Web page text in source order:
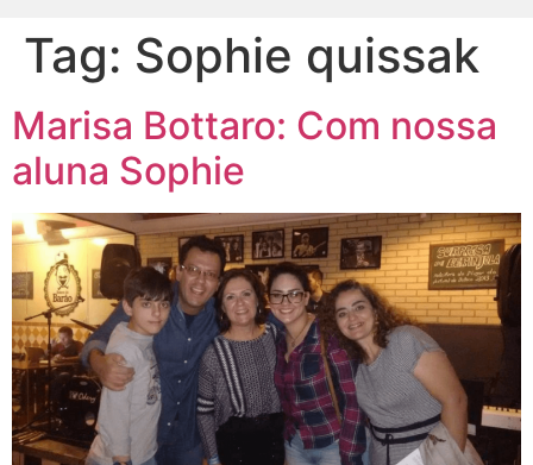
Tag: Sophie quissak
Marisa Bottaro: Com nossa
aluna Sophie